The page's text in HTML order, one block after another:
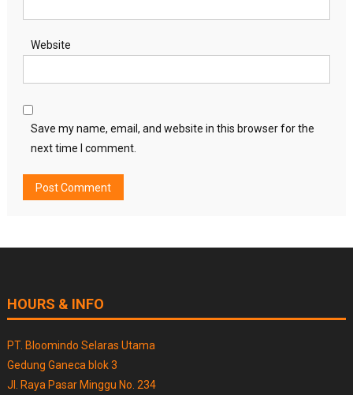
Website
Save my name, email, and website in this browser for the
next time I comment.
HOURS & INFO
PT. Bloomindo Selaras Utama
Gedung Ganeca blok 3
Jl. Raya Pasar Minggu No. 234